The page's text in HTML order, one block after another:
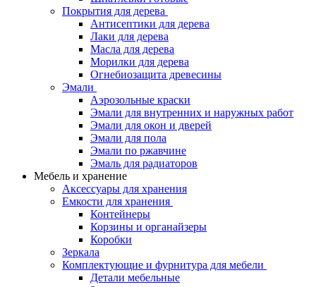
Покрытия для дерева
Антисептики для дерева
Лаки для дерева
Масла для дерева
Морилки для дерева
Огнебиозащита древесины
Эмали
Аэрозольные краски
Эмали для внутренних и наружных работ
Эмали для окон и дверей
Эмали для пола
Эмали по ржавчине
Эмаль для радиаторов
Мебель и хранение
Аксессуары для хранения
Емкости для хранения
Контейнеры
Корзины и органайзеры
Коробки
Зеркала
Комплектующие и фурнитура для мебели
Детали мебельные